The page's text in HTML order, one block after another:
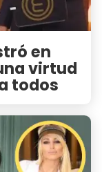
en
virtud
todos